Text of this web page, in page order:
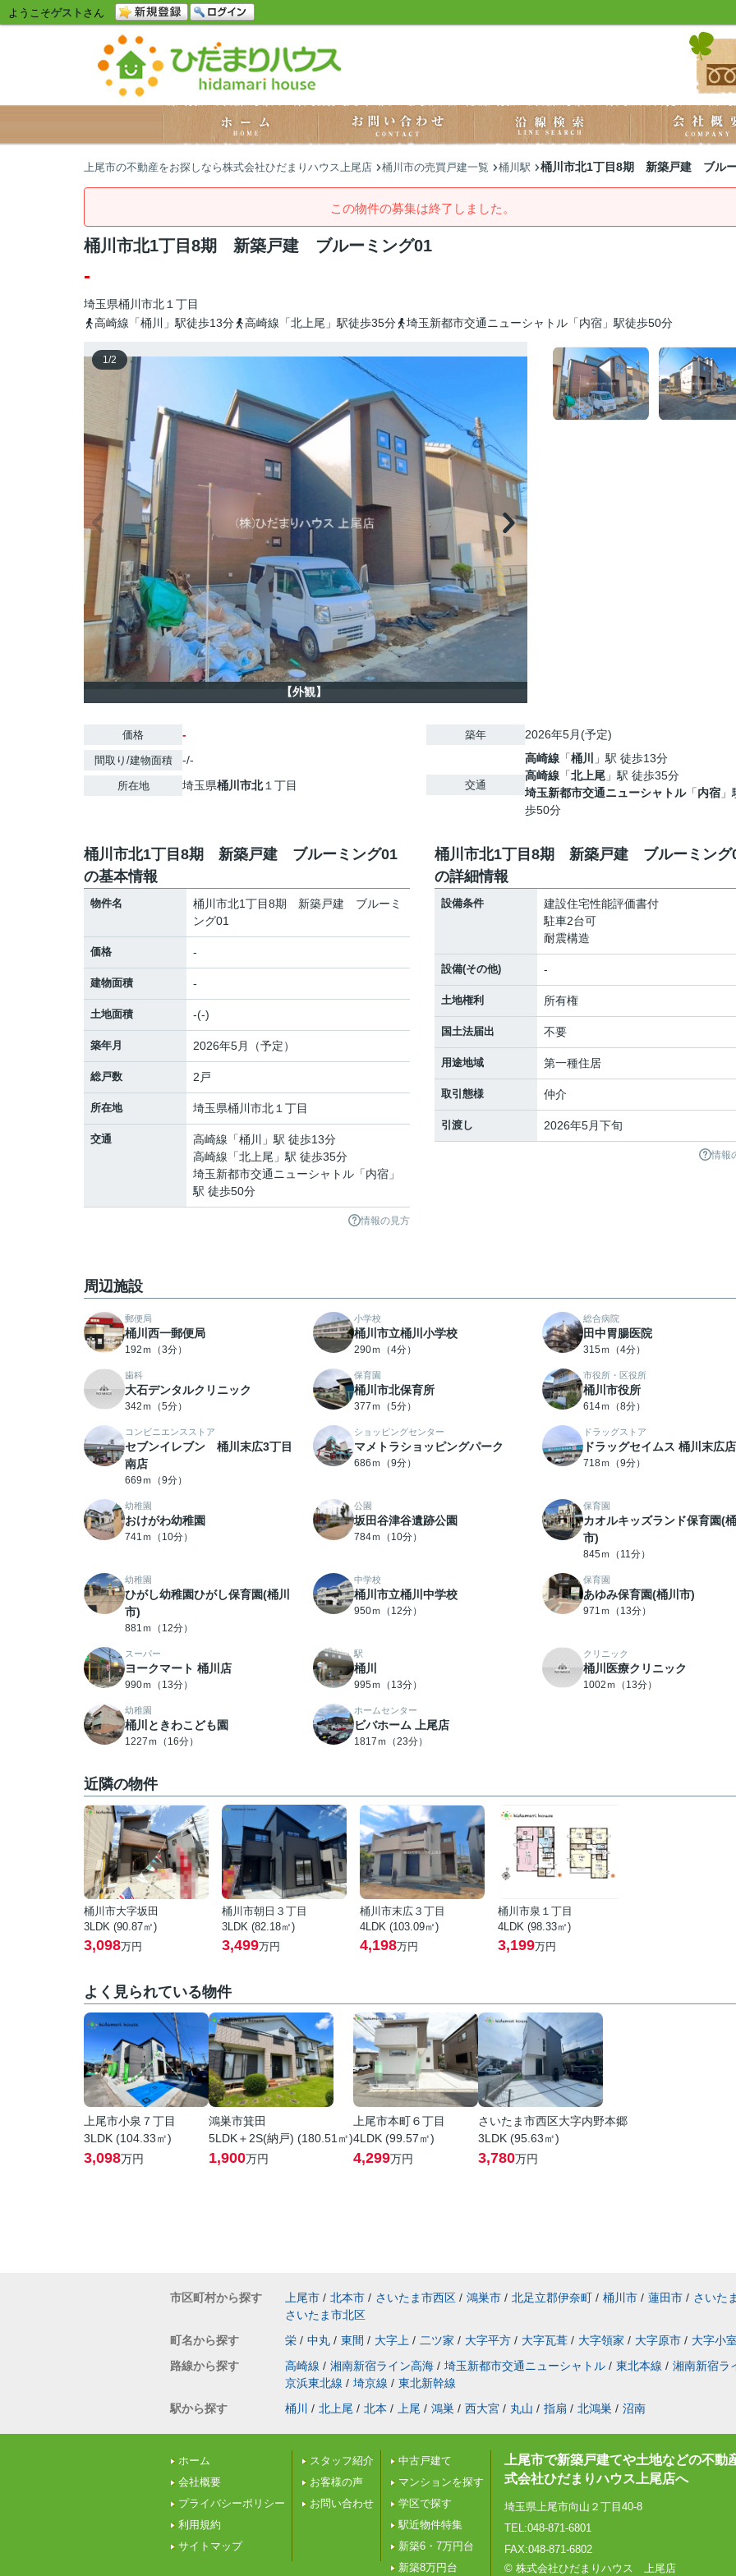
ようこそゲスト さん
上尾市の不動産をお探しなら株式会社ひだまりハウス上尾店 桶川市の売買戸建一覧 桶川駅 桶川市北1丁目8期 新築戸建 ブル
この物件の募集は終了しました。
桶川市北1丁目8期 新築戸建 ブルーミング01
-
埼玉県桶川市北 １丁目
高崎線「桶川」駅徒歩13分
高崎線「北上尾」駅徒歩35分 埼玉新都市交通ニューシャトル「内宿」駅徒歩50分
1/2
【外観】
価格 -
間取り/建物面積 -/-
所在地 埼玉県桶川市北１丁目
築年 2026年5月(予定)
交通
高崎線 「桶川
」駅 徒歩13分
高崎線 「北上尾 」駅 徒歩35分
埼玉新都市交通ニューシャトル「内宿
歩50分
桶川市北1丁目8期 新築戸建 ブルーミング01
の基本情報
物件名
桶川市北1丁目8期 新築戸建 ブルーミ
ング01
価格 -
建物面積 -
土地面積 -(-)
築年月 2026年5月（予定）
総戸数 2戸
所在地 埼玉県桶川市北 １丁目
交通 高崎線 「桶川
」駅 徒歩13分
高崎線 「北上尾 」駅 徒歩35分
埼玉新都市交通ニューシャトル 「内宿 」
駅 徒歩50分
情報の見方
桶川市北1丁目8期 新築戸建 ブルーミング
の詳細情報
設備条件
建設住宅性能評価書付
駐車2台可
耐震構造
設備(その他) -
土地権利 所有権
国土法届出 不要
用途地域 第一種住居
取引態様 仲介
引渡し 2026年5月下旬
情報
周辺施設
郵便局
桶川西一郵便局
192ｍ（3分）
小学校
桶川市立桶川小学校
290ｍ（4分）
総合病院
田中胃腸医院
315ｍ（4分）
歯科
大石デンタルクリニック
342ｍ（5分）
保育園
桶川市北保育所
377ｍ（5分）
市役所・区役所
桶川市役所
614ｍ（8分）
コンビニエンスストア
セブンイレブン 桶川末広3丁目
南店
669ｍ（9分）
ショッピングセンター
マメトラショッピングパーク
686ｍ（9分）
ドラッグストア
ドラッグセイムス 桶川末広店
718ｍ（9分）
幼稚園
おけがわ幼稚園
741ｍ（10分）
公園
坂田谷津谷遺跡公園
784ｍ（10分）
保育園
カオルキッズランド保育園(
市)
845ｍ（11分）
幼稚園
ひがし幼稚園ひがし保育園(桶川
市)
881ｍ（12分）
中学校
桶川市立桶川中学校
950ｍ（12分）
保育園
あゆみ保育園(桶川市)
971ｍ（13分）
スーパー
ヨークマート 桶川店
990ｍ（13分）
駅
桶川
995ｍ（13分）
クリニック
桶川医療クリニック
1002ｍ（13分）
幼稚園
桶川ときわこども園
1227ｍ（16分）
ホームセンター
ビバホーム 上尾店
1817ｍ（23分）
近隣の物件
桶川市大字坂田
3LDK (90.87㎡)
3,098万円
桶川市朝日３丁目
3LDK (82.18㎡)
3,499万円
桶川市末広３丁目
4LDK (103.09㎡)
4,198万円
桶川市泉１丁目
4LDK (98.33㎡)
3,199万円
よく見られている物件
上尾市小泉７丁目
3LDK (104.33㎡)
3,098万円
鴻巣市箕田
5LDK＋2S(納戸) (180.51㎡)
1,900万円
上尾市本町６丁目
4LDK (99.57㎡)
4,299万円
さいたま市西区大字内野本郷
3LDK (95.63㎡)
3,780万円
市区町村から探す 上尾市 / 北本市 / さいたま市西区 / 鴻巣市 / 北足立郡伊奈町 / 桶川市 / 蓮田市 / さいた
さいたま市北区
町名から探す
栄 / 中丸 / 東間 / 大字上 / 二ツ家 / 大字平方 / 大字瓦葺 / 大字領家 / 大字原市 / 大字小
路線から探す
高崎線 / 湘南新宿ライン高海 / 埼玉新都市交通ニューシャトル / 東北本線 / 湘南新宿ラ
京浜東北線 / 埼京線 / 東北新幹線
駅から探す
桶川 / 北上尾 / 北本 / 上尾 / 鴻巣 / 西大宮 / 丸山 / 指扇 / 北鴻巣 / 沼南
ホーム
会社概要
プライバシーポリシー
利用規約
サイトマップ
スタッフ紹介
お客様の声
お問い合わせ
中古戸建て
マンションを探す
学区で探す
駅近物件特集
新築6・7万円台
新築8万円台
上尾市で新築戸建てや土地などの不動
式会社ひだまりハウス上尾店へ
埼玉県上尾市向山２丁目40-8
TEL:048-871-6801
FAX:048-871-6802
© 株式会社ひだまりハウス 上尾店